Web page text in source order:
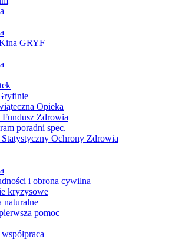
GRYF
Opieka
Zdrowia
poradni spec.
Ochrony Zdrowia
i obrona cywilna
kryzysowe
naturalne
pomoc